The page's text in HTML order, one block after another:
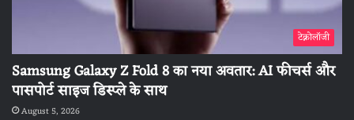
टेक्नोलॉजी
Samsung Galaxy Z Fold 8 का नया अवतार: AI फीचर्स और
पासपोर्ट साइज डिस्प्ले के साथ
August 5, 2026